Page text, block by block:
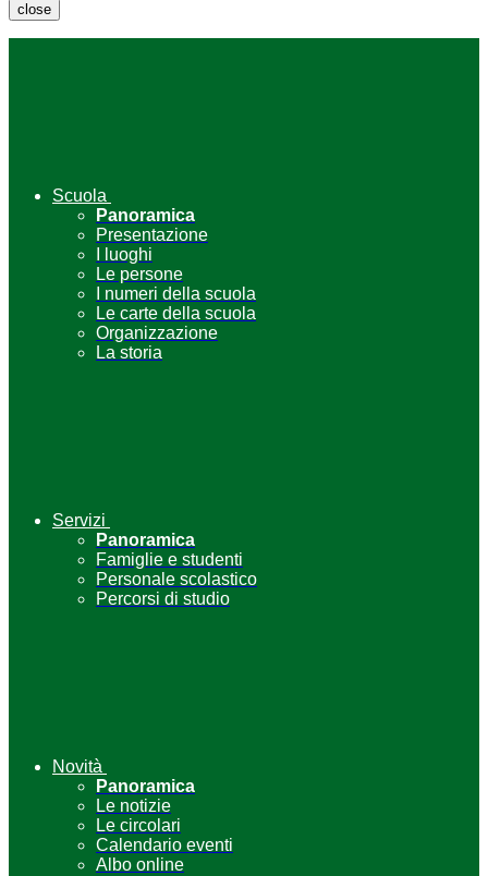
close
Scuola
Panoramica
Presentazione
I luoghi
Le persone
I numeri della scuola
Le carte della scuola
Organizzazione
La storia
Servizi
Panoramica
Famiglie e studenti
Personale scolastico
Percorsi di studio
Novità
Panoramica
Le notizie
Le circolari
Calendario eventi
Albo online